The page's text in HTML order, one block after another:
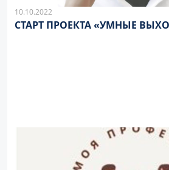
10.10.2022
СТАРТ ПРОЕКТА «УМНЫЕ